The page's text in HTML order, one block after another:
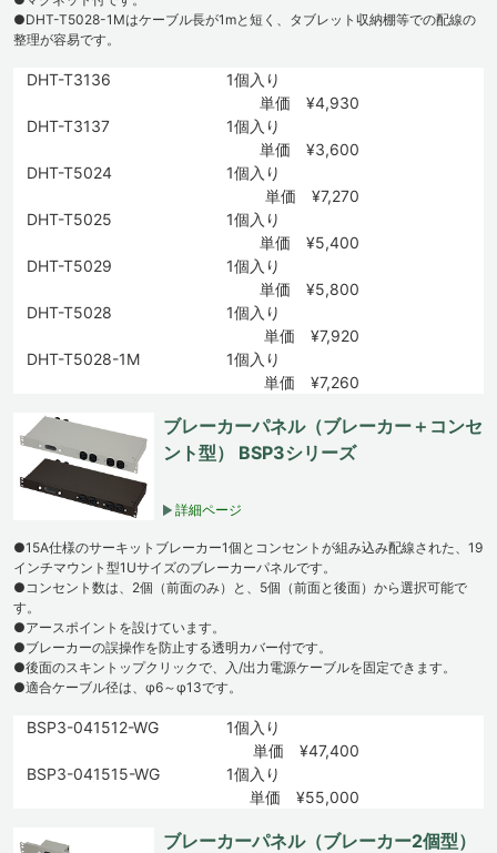
●DHT-T5028-1Mはケーブル長が1mと短く、タブレット収納棚等での配線の
整理が容易です。
DHT-T3136
1個入り
単価 ¥4,930
DHT-T3137
1個入り
単価 ¥3,600
DHT-T5024
1個入り
単価 ¥7,270
DHT-T5025
1個入り
単価 ¥5,400
DHT-T5029
1個入り
単価 ¥5,800
DHT-T5028
1個入り
単価 ¥7,920
DHT-T5028-1M
1個入り
単価 ¥7,260
ブレーカーパネル（ブレーカー＋コンセ
ント型） BSP3シリーズ
詳細ページ
●15A仕様のサーキットブレーカー1個とコンセントが組み込み配線された、19
インチマウント型1Uサイズのブレーカーパネルです。
●コンセント数は、2個（前面のみ）と、5個（前面と後面）から選択可能で
す。
●アースポイントを設けています。
●ブレーカーの誤操作を防止する透明カバー付です。
●後面のスキントップクリックで、入/出力電源ケーブルを固定できます。
●適合ケーブル径は、φ6～φ13です。
BSP3-041512-WG
1個入り
単価 ¥47,400
BSP3-041515-WG
1個入り
単価 ¥55,000
ブレーカーパネル（ブレーカー2個型）